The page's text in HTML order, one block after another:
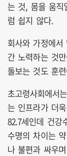
는 것, 몸을 움
럼 쉽지 않다.
회사와 가정에
간 노력하는 것
돌보는 것도 훈
초고령사회에서
는 인프라가 더
82.7세인데 건강
수명의 차이는
나 불편과 싸우